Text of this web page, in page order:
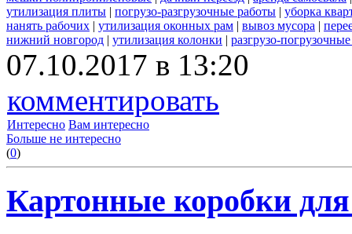
утилизация плиты | погрузо-разгрузочные работы | уборка
нанять рабочих | утилизация оконных рам | вывоз мусора |
нижний новгород | утилизация колонки | разгрузо-
07.10.2017 в 13:20
комментировать
Интересно Вам интересно
Больше не интересно
(0)
Картонные коробки для